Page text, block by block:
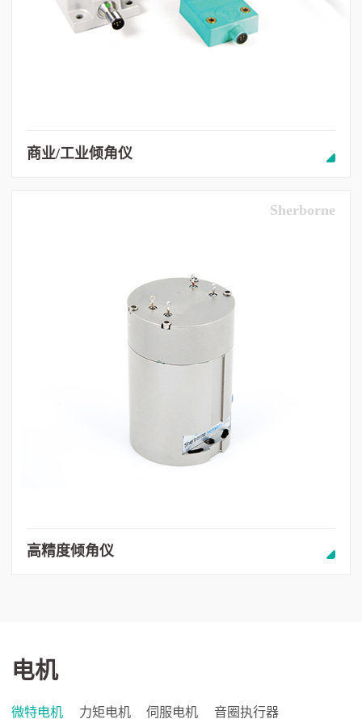
商业/工业倾角仪
Sherborne
高精度倾角仪
电机
微特电机 力矩电机 伺服电机 音圈执行器